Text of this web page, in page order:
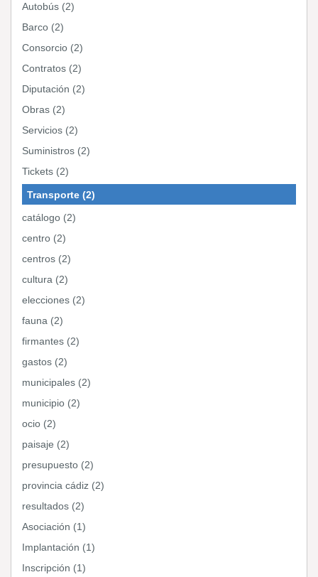
Autobús (2)
Barco (2)
Consorcio (2)
Contratos (2)
Diputación (2)
Obras (2)
Servicios (2)
Suministros (2)
Tickets (2)
Transporte (2)
catálogo (2)
centro (2)
centros (2)
cultura (2)
elecciones (2)
fauna (2)
firmantes (2)
gastos (2)
municipales (2)
municipio (2)
ocio (2)
paisaje (2)
presupuesto (2)
provincia cádiz (2)
resultados (2)
Asociación (1)
Implantación (1)
Inscripción (1)